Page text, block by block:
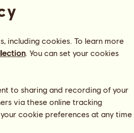
%
%
Fortpflanzung
Stammbaum
including cookies. To learn more
. You can set your cookies
to sharing and recording of your
via these online tracking
cookie preferences at any time